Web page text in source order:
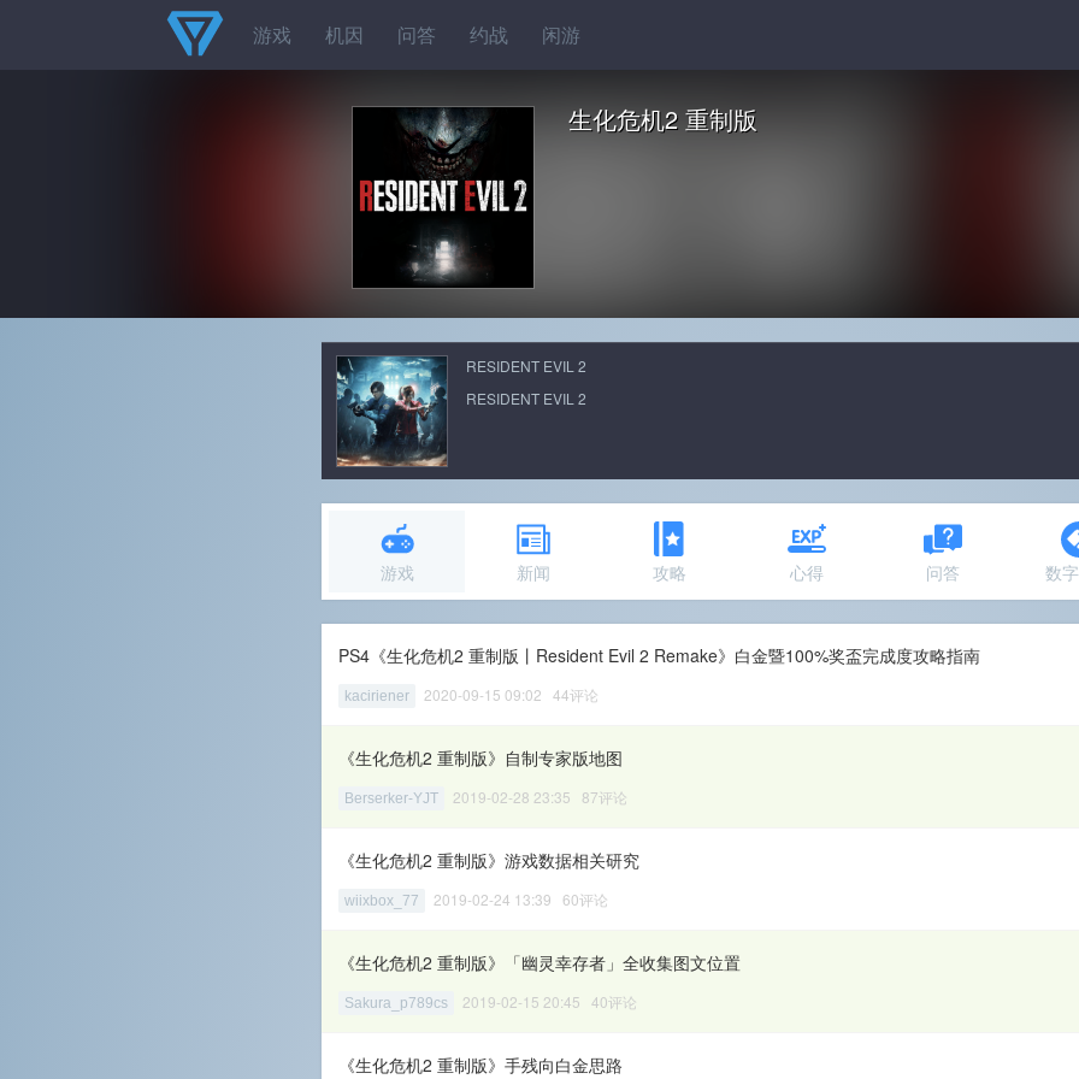
游戏 机因 问答 约战 闲游
生化危机2 重制版
RESIDENT EVIL 2
RESIDENT EVIL 2
游戏 新闻 攻略 心得 问答 数
PS4《生化危机2 重制版丨Resident Evil 2 Remake》白金暨100%奖盃完成度攻略指南
kaciriener 2020-09-15 09:02 44评论
《生化危机2 重制版》自制专家版地图
Berserker-YJT 2019-02-28 23:35 87评论
《生化危机2 重制版》游戏数据相关研究
wiixbox_77 2019-02-24 13:39 60评论
《生化危机2 重制版》「幽灵幸存者」全收集图文位置
Sakura_p789cs 2019-02-15 20:45 40评论
《生化危机2 重制版》手残向白金思路